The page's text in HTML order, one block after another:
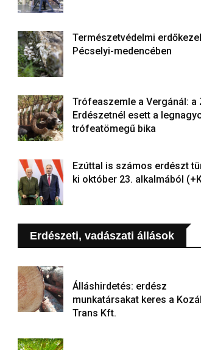
Természetvédelmi
Pécselyi-medencében
Trófeaszemle a Vergánál: a
Erdészetnél esett a
trófeatömegű bika
Ezúttal is számos erdészt
ki október 23. alkalmából
Erdészeti, vadászati állások
Álláshirdetés: erdész
munkatársakat keres a
Trans Kft.